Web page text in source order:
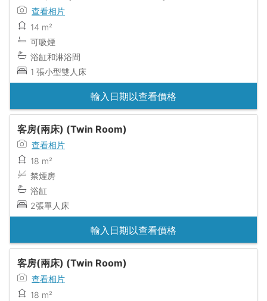
查看相片
14 m²
可吸煙
浴缸和淋浴間
1 張小型雙人床
輸入日期以查看價格
客房(兩床) (Twin Room)
查看相片
18 m²
禁煙房
浴缸
2張單人床
輸入日期以查看價格
客房(兩床) (Twin Room)
查看相片
18 m²